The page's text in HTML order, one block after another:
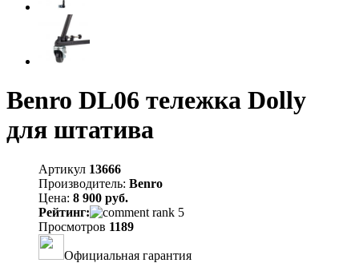
Benro DL06 тележка Dolly
для штатива
Артикул 13666
Производитель: Benro
Цена: 8 900 руб.
Рейтинг:
Просмотров 1189
Официальная гарантия